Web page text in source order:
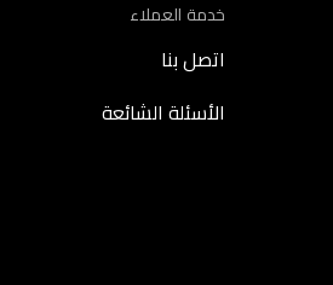
خدمة العملاء
اتصل بنا
الأسئلة الشائعة